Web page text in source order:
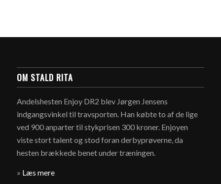
OM STALD RITA
Andelshesten Enjoy DR2 blev Jørgen Jensens
indgangsvinkel til travsporten. Han købte to af de lige
ved 900 anparter til stykprisen 300 kroner. Enjoyen
viste stort talent og stod foran derbyprøverne, da
hesten brækkede benet under træningen.
» Læs mere